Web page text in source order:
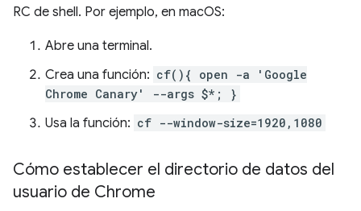
RC de shell. Por ejemplo, en macOS:
Abre una terminal.
Crea una función: cf(){ open -a 'Google
Chrome Canary' --args $*; }
Usa la función: cf --window-size=1920,1080
Cómo establecer el directorio de datos del
usuario de Chrome